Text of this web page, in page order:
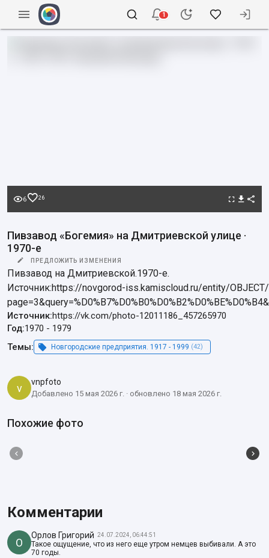
1
6 26
Пивзавод «Богемия» на Дмитриевской улице ·
1970-е
ПРЕДЛОЖИТЬ ИЗМЕНЕНИЯ
Пивзавод на Дмитриевской.1970-е.
Источник:https://novgorod-iss.kamiscloud.ru/entity/
Источник:https://vk.com/photo-12011186_457265970
Год:1970 - 1979
Темы:
Новгородские предприятия. 1917 - 1999 (42)
v vnpfoto
Добавлено 15 мая 2026 г. · обновлено 18 мая 2026 г.
Похожие фото
Комментарии
О
Орлов Григорий 24.07.2024, 06:44:51
Такое ощущение, что из него еще утром немцев выбивали. А это
70 годы.